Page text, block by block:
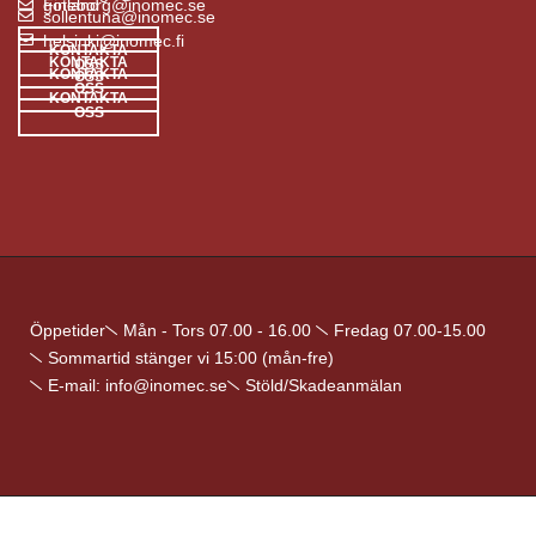
KONTAKTA
OSS
sollentuna@inomec.se
KONTAKTA
OSS
goteborg@inomec.se
KONTAKTA
OSS
Finland
helsinki@inomec.fi
KONTAKTA
OSS
Öppetider Mån - Tors 07.00 - 16.00
Fredag 07.00-15.00
Sommartid stänger vi 15:00 (mån-fre)
E-mail: info@inomec.se
Stöld/Skadeanmälan